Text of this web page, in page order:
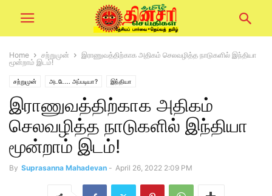
Home சற்றுமுன்
இராணுவத்திற்காக அதிகம் செலவழித்த நாடுகளில் இந்தியா
மூன்றாம் இடம்!
சற்றுமுன் அடடே... அப்படியா? இந்தியா
இராணுவத்திற்காக அதிகம்
செலவழித்த நாடுகளில் இந்தியா
மூன்றாம் இடம்!
By Suprasanna Mahadevan - April 26, 2022 2:09 PM